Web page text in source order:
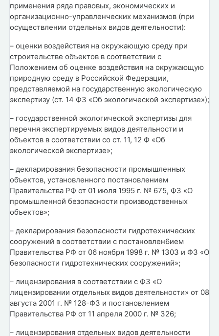
применения ряда правовых, экономических и
организационно-управленческих механизмов (при
осуществлении отдельных видов деятельности):
– оценки воздействия на окружающую среду при
строительстве объектов в соответствии с
Положением об оценке воздействия на окружающую
природную среду в Российской Федерации,
представляемой на государственную экологическую
экспертизу (ст. 14 ФЗ «Об экологической экспертизе»);
– государственной экологической экспертизы для
перечня экспертируемых видов деятельности и
объектов в соответствии со ст. 11, 12 Ф «Об
экологической экспертизе»;
– декларирования безопасности промышленных
объектов, установленного постановлением
Правительства РФ от 01 июля 1995 г. № 675, ФЗ «О
промышленной безопасности производственных
объектов»;
– декларирования безопасности гидротехнических
сооружений в соответствии с постановлен6ием
Правительства РФ от 06 ноября 1998 г. № 1303 и ФЗ «О
безопасности гидротехнических сооружений»;
– лицензирования в соответствии с ФЗ «О
лицензировании отдельных видов деятельности» от 08
августа 2001 г. № 128-ФЗ и постановлением
Правительства РФ от 11 апреля 2000 г. № 326;
– лицензирования отдельных видов деятельности